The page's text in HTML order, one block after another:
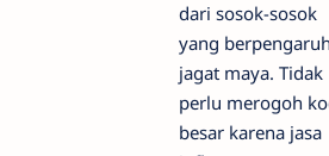
dari sosok-sosok
yang
jagat maya. Tidak
perlu merogoh
besar karena jasa